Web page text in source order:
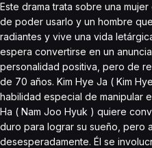
Este drama trata sobre una
de poder usarlo y un hombre
radiantes y vive una vida
espera convertirse en un
personalidad positiva, pero de
de 70 años. Kim Hye Ja ( Kim
habilidad especial de manipular
Ha ( Nam Joo Hyuk ) quiere
duro para lograr su sueño, pero
desesperadamente. Él se